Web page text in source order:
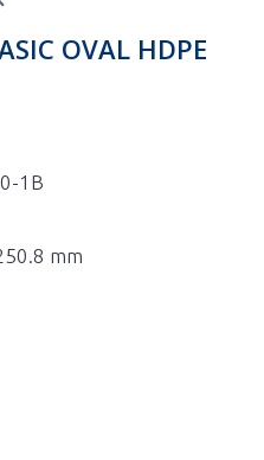
OVAL HDPE
1B
mm